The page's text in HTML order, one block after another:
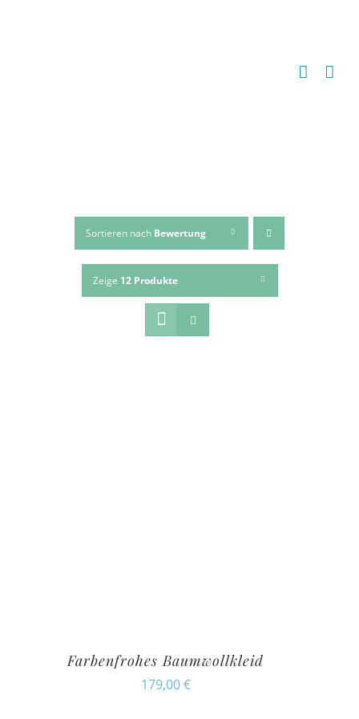
Sortieren nach Bewertung
Zeige 12 Produkte
Farbenfrohes Baumwollkleid
179,00€